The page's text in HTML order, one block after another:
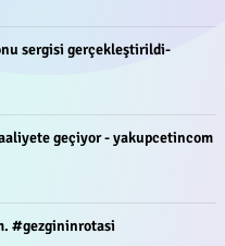
sergisi gerçekleştirildi-
geçiyor - yakupcetincom
#gezgininrotasi